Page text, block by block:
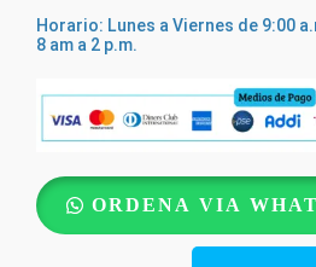
Horario: Lunes a Viernes de 9:00
8 am a 2 p.m.
ORDENA VIA